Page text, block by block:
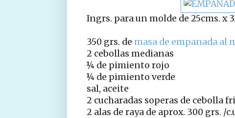
Ingrs. para un molde de 25cms. x
350 grs. de masa de empanada al
2 cebollas medianas
¼ de pimiento rojo
¼ de pimiento verde
sal, aceite
2 cucharadas soperas de cebolla
2 alas de raya de aprox. 300 grs. /